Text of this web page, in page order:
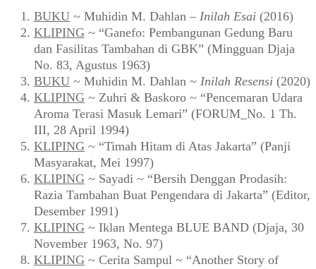
BUKU ~ Muhidin M. Dahlan – Inilah Esai (2016)
KLIPING ~ “Ganefo: Pembangunan Gedung Baru
dan Fasilitas Tambahan di GBK” (Mingguan Djaja
No. 83, Agustus 1963)
BUKU ~ Muhidin M. Dahlan ~ Inilah Resensi (2020)
KLIPING ~ Zuhri & Baskoro ~ “Pencemaran Udara
Aroma Terasi Masuk Lemari” (FORUM_No. 1 Th.
III, 28 April 1994)
KLIPING ~ “Timah Hitam di Atas Jakarta” (Panji
Masyarakat, Mei 1997)
KLIPING ~ Sayadi ~ “Bersih Denggan Prodasih:
Razia Tambahan Buat Pengendara di Jakarta” (Editor,
Desember 1991)
KLIPING ~ Iklan Mentega BLUE BAND (Djaja, 30
November 1963, No. 97)
KLIPING ~ Cerita Sampul ~ “Another Story of